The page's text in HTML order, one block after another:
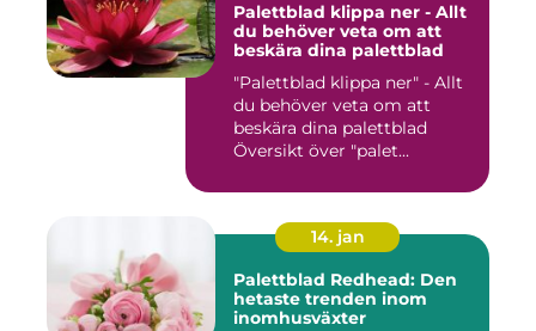
Palettblad klippa ner - Allt
du behöver veta om att
beskära dina palettblad
"Palettblad klippa ner" - Allt
du behöver veta om att
beskära dina palettblad
Översikt över "palet...
14. jan
Palettblad Redhead: Den
hetaste trenden inom
inomhusväxter